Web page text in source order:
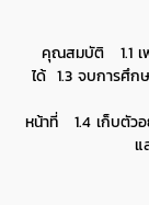
คุณสมบัติ 1.1 เ
ได้ 1.3 จบการศึก
หน้าที่ 1.4 เก็บตัว
แ